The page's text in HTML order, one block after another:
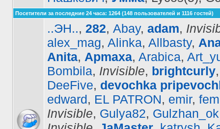
Посетители за последние 24 часа: 1264 (148 пользователей и 1116 гостей)
..ЭН.., 282, Abay, adam,
alex_mag, Alinka, Allbasty,
Anita, Apmaxa, Arabica,
Bombila, Invisible, brightcurly
DeeFive, devochka
edward, EL PATRON, emir,
Invisible, Gulya82, Gulzhan_ok